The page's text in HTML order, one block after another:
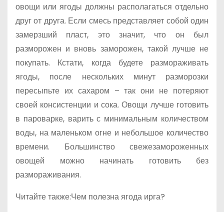
овощи или ягоды должны располагаться отдельно
друг от друга. Если смесь представляет собой один
замерзший пласт, это значит, что он был
разморожен и вновь заморожен, такой лучше не
покупать. Кстати, когда будете размораживать
ягоды, после нескольких минут разморозки
пересыпьте их сахаром – так они не потеряют
своей консистенции и сока. Овощи лучше готовить
в пароварке, варить с минимальным количеством
воды, на маленьком огне и небольшое количество
времени. Большинство свежезамороженных
овощей можно начинать готовить без
размораживания.
Читайте также:Чем полезна ягода ирга?